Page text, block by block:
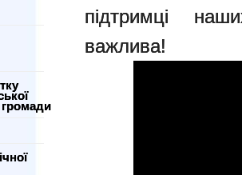
підтримці
важлива!